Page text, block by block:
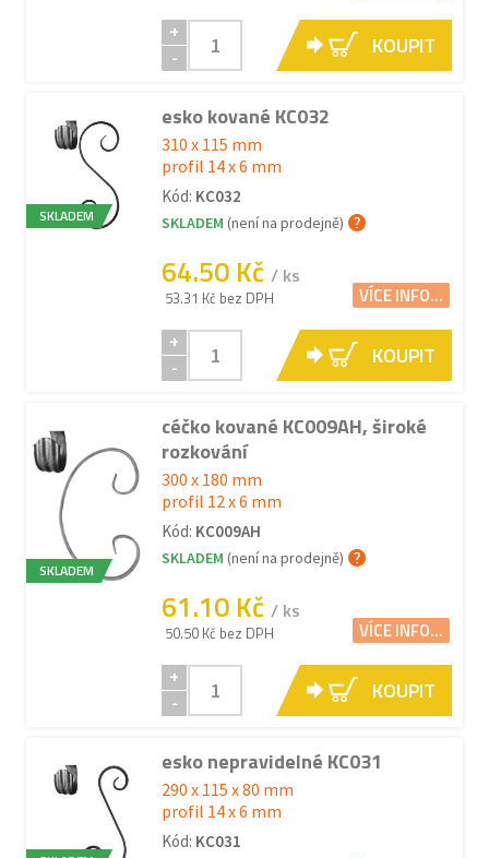
+
-
KOUPIT
SKLADEM
esko kované KC032
310 x 115 mm
profil 14 x 6 mm
Kód: KC032
SKLADEM (není na prodejně)
64.50 Kč / ks
53.31 Kč bez DPH VÍCE INFO...
+
-
KOUPIT
SKLADEM
céčko kované KC009AH, široké
rozkování
300 x 180 mm
profil 12 x 6 mm
Kód: KC009AH
SKLADEM (není na prodejně)
61.10 Kč / ks
50.50 Kč bez DPH VÍCE INFO...
+
-
KOUPIT
esko nepravidelné KC031
290 x 115 x 80 mm
profil 14 x 6 mm
Kód: KC031